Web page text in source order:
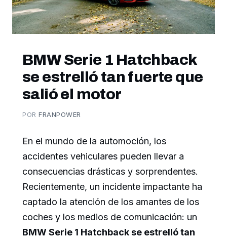
BMW Serie 1 Hatchback
se estrelló tan fuerte que
salió el motor
PORFRANPOWER
En el mundo de la automoción, los
accidentes vehiculares pueden llevar a
consecuencias drásticas y sorprendentes.
Recientemente, un incidente impactante ha
captado la atención de los amantes de los
coches y los medios de comunicación: un
BMW Serie 1 Hatchback se estrelló tan